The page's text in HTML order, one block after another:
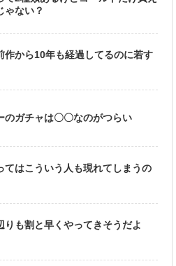
ゃない？
作から10年も経過してるのに若す
のガチャは〇〇なのがつらい
てはこういう人も現れてしまうの
りも割と早くやってきそうだよ